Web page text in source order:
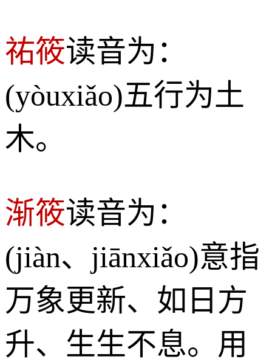
祐筱读音为：
(yòuxiǎo)五行为土
木。
渐筱读音为：
(jiàn、jiānxiǎo)意指
万象更新、如日方
升、生生不息。用